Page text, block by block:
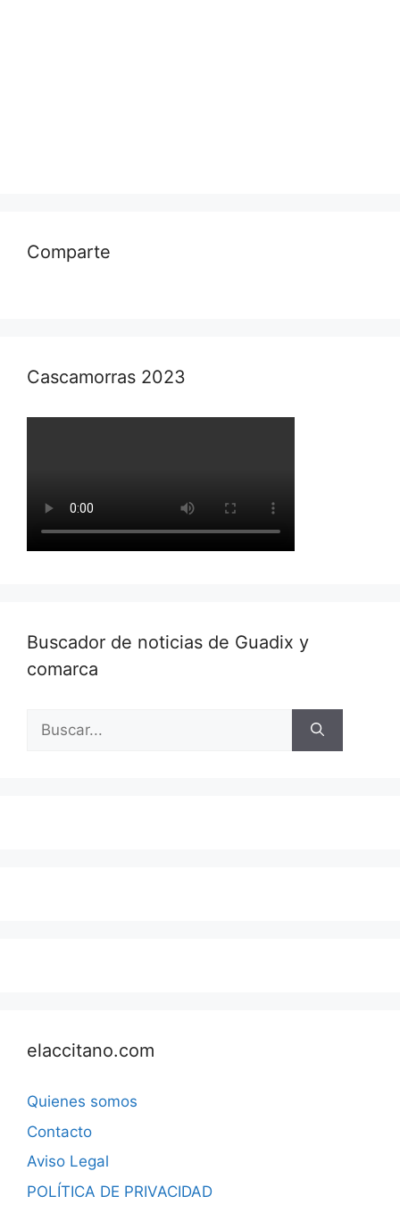
Comparte
Cascamorras 2023
Buscador de noticias de Guadix y
comarca
Buscar:
elaccitano.com
Quienes somos
Contacto
Aviso Legal
POLÍTICA DE PRIVACIDAD